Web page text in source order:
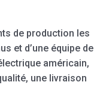
de production les
et d’une équipe de
américain,
une livraison